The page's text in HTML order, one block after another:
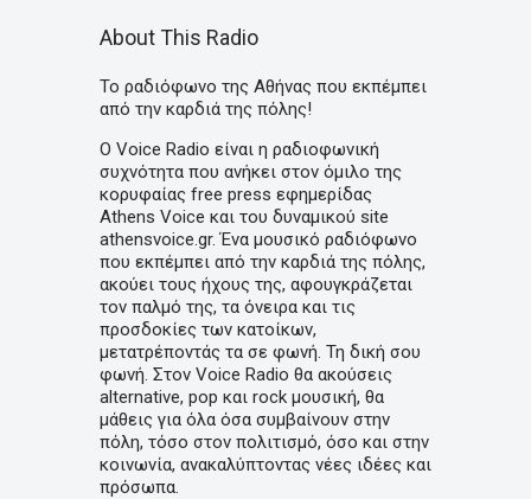
About This Radio
Το ραδιόφωνο της Αθήνας που εκπέμπει
από την καρδιά της πόλης!
Ο Voice Radio είναι η ραδιοφωνική
συχνότητα που ανήκει στον όμιλο της
κορυφαίας free press εφημερίδας
Athens Voice και του δυναμικού site
athensvoice.gr. Ένα μουσικό ραδιόφωνο
που εκπέμπει από την καρδιά της πόλης,
ακούει τους ήχους της, αφουγκράζεται
τον παλμό της, τα όνειρα και τις
προσδοκίες των κατοίκων,
μετατρέποντάς τα σε φωνή. Τη δική σου
φωνή. Στον Voice Radio θα ακούσεις
alternative, pop και rock μουσική, θα
μάθεις για όλα όσα συμβαίνουν στην
πόλη, τόσο στον πολιτισμό, όσο και στην
κοινωνία, ανακαλύπτοντας νέες ιδέες και
πρόσωπα.